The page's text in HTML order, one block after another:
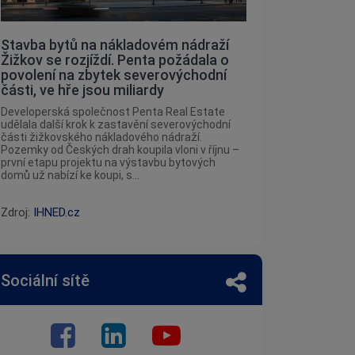
Stavba bytů na nákladovém nádraží
Žižkov se rozjíždí. Penta požádala o
povolení na zbytek severovýchodní
části, ve hře jsou miliardy
Developerská společnost Penta Real Estate
udělala další krok k zastavění severovýchodní
části žižkovského nákladového nádraží.
Pozemky od Českých drah koupila vloni v říjnu –
první etapu projektu na výstavbu bytových
domů už nabízí ke koupi, s...
Zdroj: IHNED.cz
Sociální sítě